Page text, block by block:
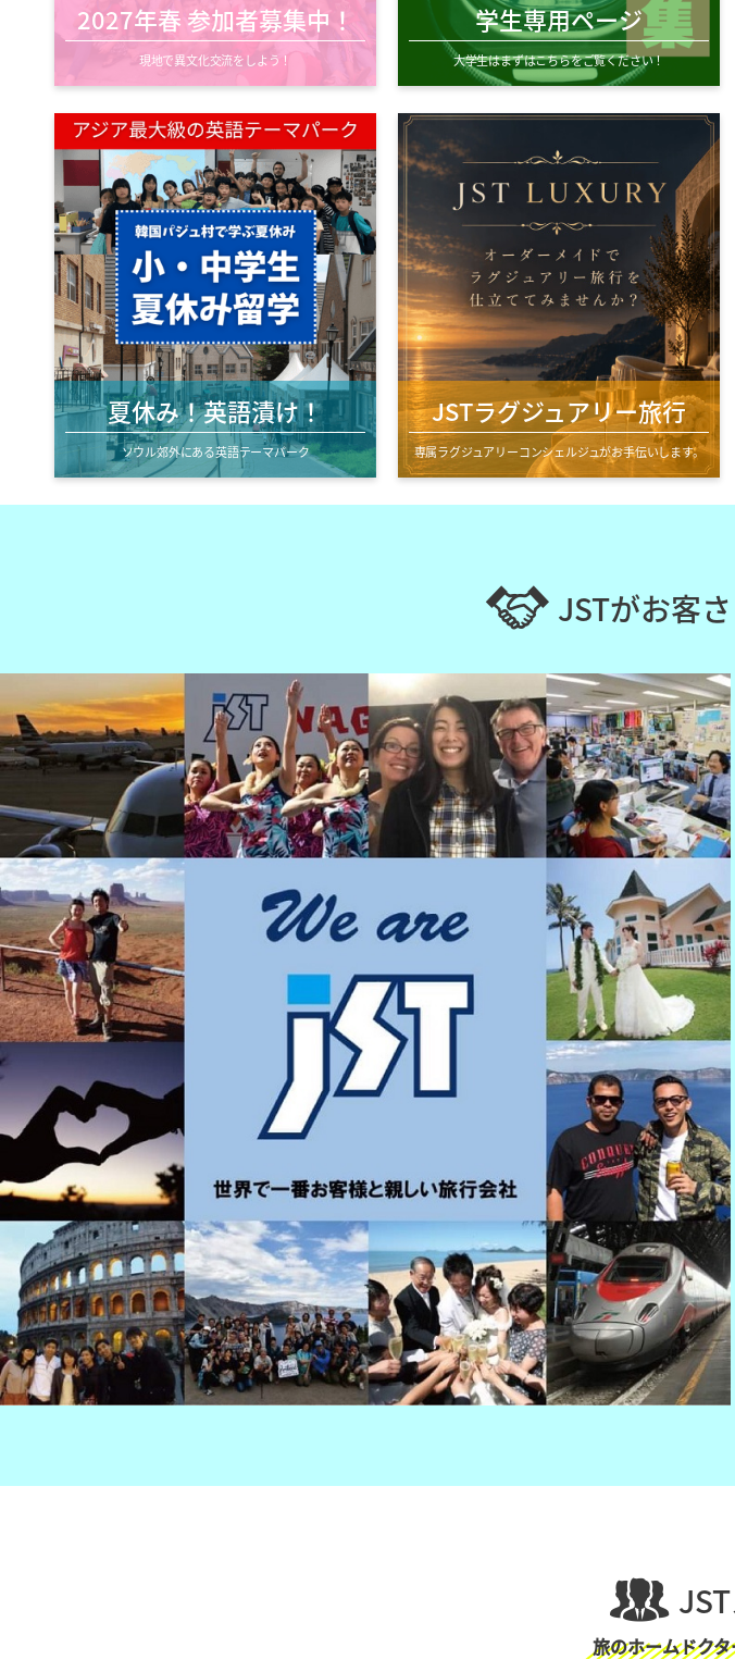
2027年春 参加者募集中！
現地で異文化交流をしよう！
学生専用ページ
大学生はまずはこちらをご覧ください！
夏休み！英語漬け！
ソウル郊外にある英語テーマパーク
JSTラグジュアリー旅行
専属ラグジュアリーコンシェルジュがお手伝いします。
JSTがお客
旅のホームドク